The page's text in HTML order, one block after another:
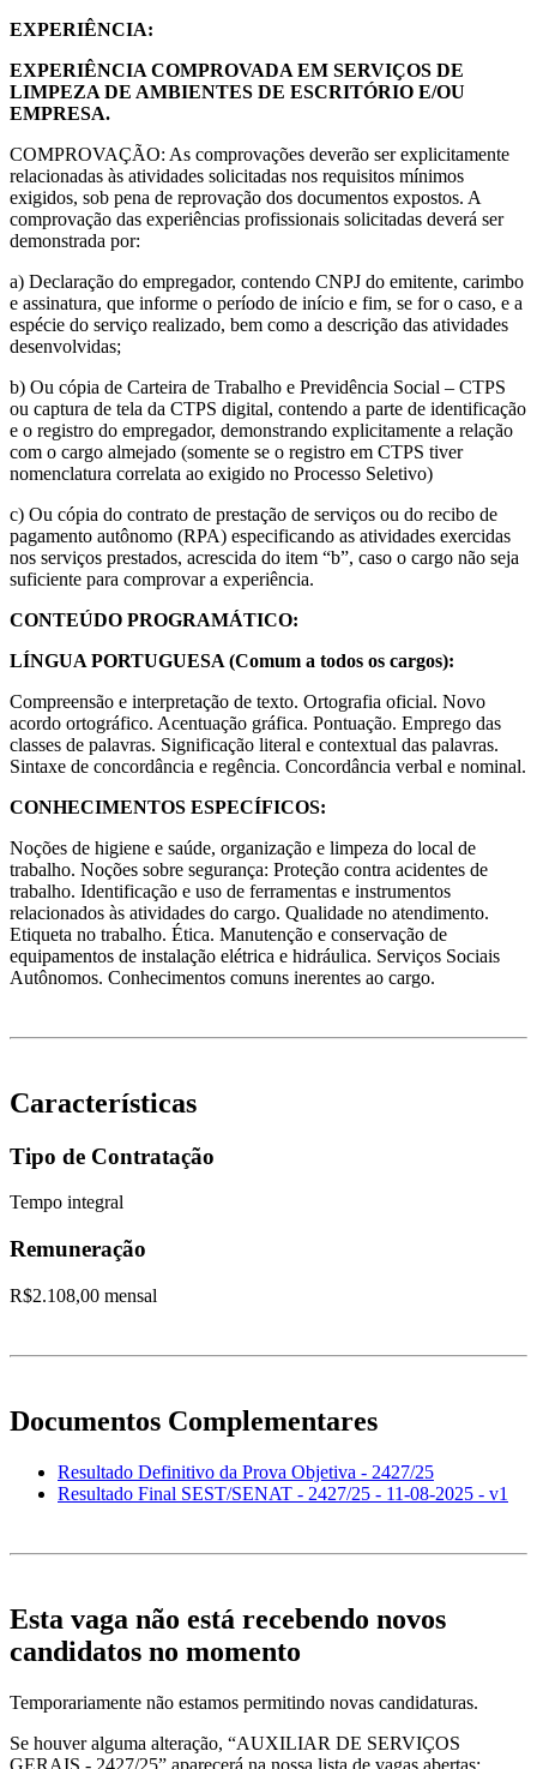
EXPERIÊNCIA:
EXPERIÊNCIA COMPROVADA EM SERVIÇOS DE
LIMPEZA DE AMBIENTES DE ESCRITÓRIO E/OU
EMPRESA.
COMPROVAÇÃO: As comprovações deverão ser explicitamente
relacionadas às atividades solicitadas nos requisitos mínimos
exigidos, sob pena de reprovação dos documentos expostos. A
comprovação das experiências profissionais solicitadas deverá ser
demonstrada por:
a) Declaração do empregador, contendo CNPJ do emitente, carimbo
e assinatura, que informe o período de início e fim, se for o caso, e a
espécie do serviço realizado, bem como a descrição das atividades
desenvolvidas;
b) Ou cópia de Carteira de Trabalho e Previdência Social – CTPS
ou captura de tela da CTPS digital, contendo a parte de identificação
e o registro do empregador, demonstrando explicitamente a relação
com o cargo almejado (somente se o registro em CTPS tiver
nomenclatura correlata ao exigido no Processo Seletivo)
c) Ou cópia do contrato de prestação de serviços ou do recibo de
pagamento autônomo (RPA) especificando as atividades exercidas
nos serviços prestados, acrescida do item “b”, caso o cargo não seja
suficiente para comprovar a experiência.
CONTEÚDO PROGRAMÁTICO:
LÍNGUA PORTUGUESA (Comum a todos os cargos):
Compreensão e interpretação de texto. Ortografia oficial. Novo
acordo ortográfico. Acentuação gráfica. Pontuação. Emprego das
classes de palavras. Significação literal e contextual das palavras.
Sintaxe de concordância e regência. Concordância verbal e nominal.
CONHECIMENTOS ESPECÍFICOS:
Noções de higiene e saúde, organização e limpeza do local de
trabalho. Noções sobre segurança: Proteção contra acidentes de
trabalho. Identificação e uso de ferramentas e instrumentos
relacionados às atividades do cargo. Qualidade no atendimento.
Etiqueta no trabalho. Ética. Manutenção e conservação de
equipamentos de instalação elétrica e hidráulica. Serviços Sociais
Autônomos. Conhecimentos comuns inerentes ao cargo.
Características
Tipo de Contratação
Tempo integral
Remuneração
R$2.108,00 mensal
Documentos Complementares
Resultado Definitivo da Prova Objetiva - 2427/25
Resultado Final SEST/SENAT - 2427/25 - 11-08-2025 - v1
Esta vaga não está recebendo novos
candidatos no momento
Temporariamente não estamos permitindo novas candidaturas.
Se houver alguma alteração, “AUXILIAR DE SERVIÇOS
GERAIS - 2427/25” aparecerá na nossa lista de vagas abertas: